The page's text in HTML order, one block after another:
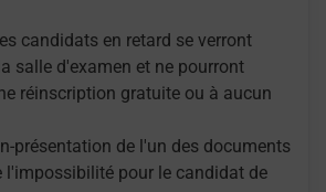
candidats en retard se verront
salle d'examen et ne pourront
réinscription gratuite ou à aucun
présentation de l'un des documents
l'impossibilité pour le candidat de